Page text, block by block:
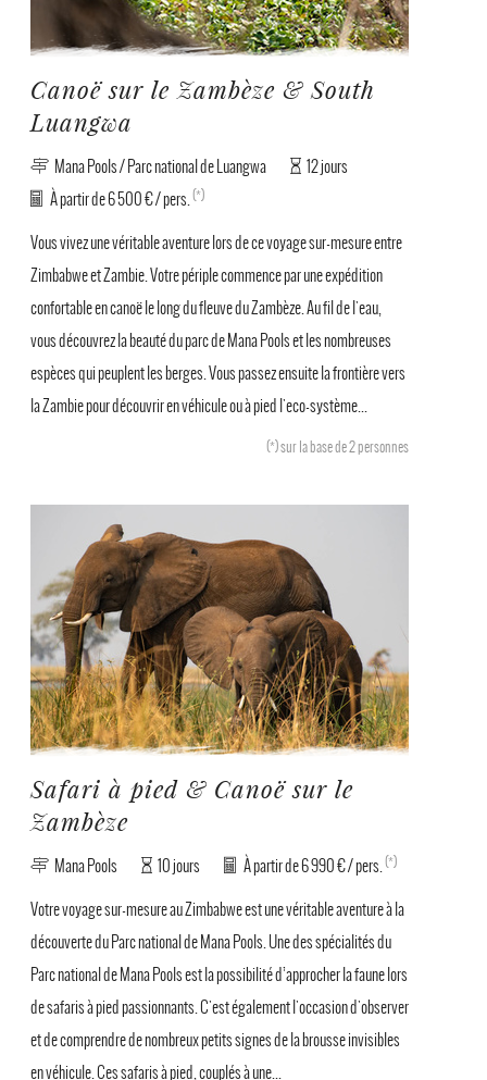
Canoë sur le Zambèze & South
Luangwa
Mana Pools / Parc national de Luangwa
12 jours
À partir de 6 500 € / pers.(*)
Vous vivez une véritable aventure lors de ce voyage sur-mesure entre
Zimbabwe et Zambie. Votre périple commence par une expédition
confortable en canoë le long du fleuve du Zambèze. Au fil de l'eau,
vous découvrez la beauté du parc de Mana Pools et les nombreuses
espèces qui peuplent les berges. Vous passez ensuite la frontière vers
la Zambie pour découvrir en véhicule ou à pied l'eco-système...
(*)sur la base de 2 personnes
Safari à pied & Canoë sur le
Zambèze
Mana Pools 10 jours À partir de 6 990 € / pers.(*)
Votre voyage sur-mesure au Zimbabwe est une véritable aventure à la
découverte du Parc national de Mana Pools. Une des spécialités du
Parc national de Mana Pools est la possibilité d’approcher la faune lors
de safaris à pied passionnants. C'est également l'occasion d'observer
et de comprendre de nombreux petits signes de la brousse invisibles
en véhicule. Ces safaris à pied, couplés à une...